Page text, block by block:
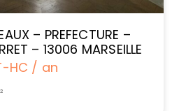
– PREFECTURE –
– 13006 MARSEILLE
HC / an